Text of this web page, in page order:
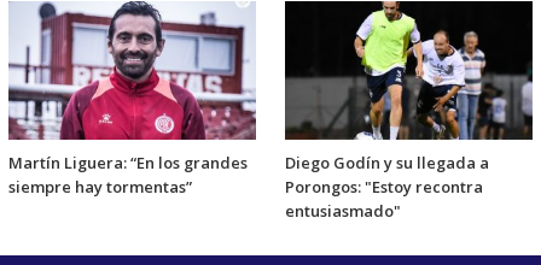
Martín Liguera: “En los grandes
siempre hay tormentas”
Diego Godín y su llegada a
Porongos: "Estoy recontra
entusiasmado"